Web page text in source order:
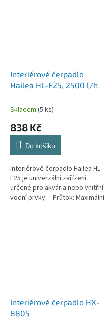
Interiérové čerpadlo
Hailea HL-F25, 2500 l/h
Skladem (5 ks)
838 Kč
Do košíku
Interiérové čerpadlo Hailea HL-
F25 je univerzální zařízení
určené pro akvária nebo vnitřní
vodní prvky. Průtok: Maximální
průtok dosahuje až 2500...
Interiérové čerpadlo HX-
8805